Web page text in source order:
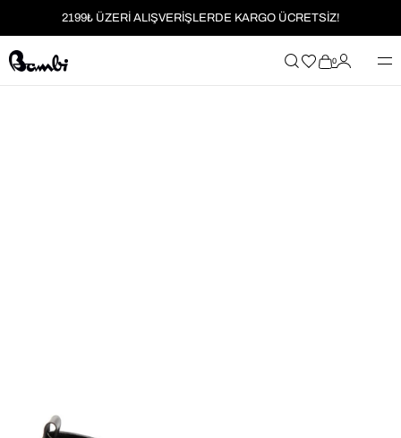
2199₺ ÜZERİ ALIŞVERİŞLERDE KARGO ÜCRETSİZ!
MOBİL UYGULAMAYA ÖZEL İLK ALIŞVERİŞİNİZE %5 İNDİRİM
0